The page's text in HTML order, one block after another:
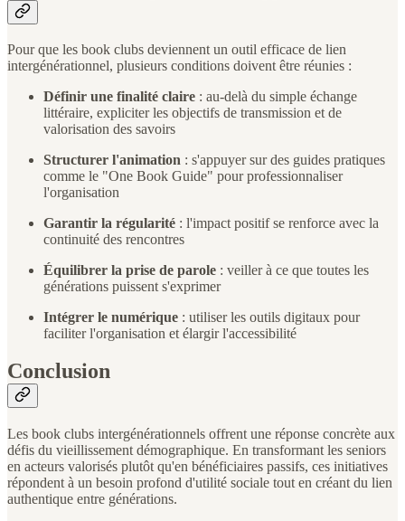
Pour que les book clubs deviennent un outil efficace de lien
intergénérationnel, plusieurs conditions doivent être réunies :
Définir une finalité claire : au-delà du simple échange
littéraire, expliciter les objectifs de transmission et de
valorisation des savoirs
Structurer l'animation : s'appuyer sur des guides pratiques
comme le "One Book Guide" pour professionnaliser
l'organisation
Garantir la régularité : l'impact positif se renforce avec la
continuité des rencontres
Équilibrer la prise de parole : veiller à ce que toutes les
générations puissent s'exprimer
Intégrer le numérique : utiliser les outils digitaux pour
faciliter l'organisation et élargir l'accessibilité
Conclusion
Les book clubs intergénérationnels offrent une réponse concrète aux
défis du vieillissement démographique. En transformant les seniors
en acteurs valorisés plutôt qu'en bénéficiaires passifs, ces initiatives
répondent à un besoin profond d'utilité sociale tout en créant du lien
authentique entre générations.